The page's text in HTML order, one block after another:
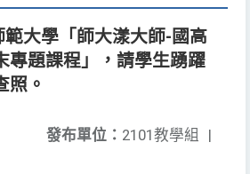
大學「師大漾大師-國高
專題課程」，請學生踴躍
照。
發布單位： 2101教學組 |